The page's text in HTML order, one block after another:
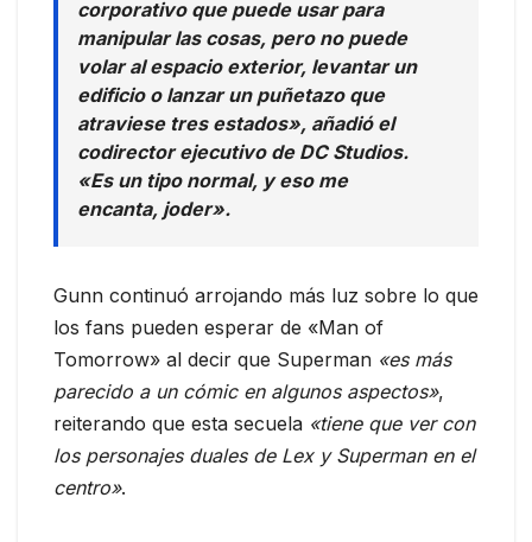
corporativo que puede usar para
manipular las cosas, pero no puede
volar al espacio exterior, levantar un
edificio o lanzar un puñetazo que
atraviese tres estados», añadió el
codirector ejecutivo de DC Studios.
«Es un tipo normal, y eso me
encanta, joder».
Gunn continuó arrojando más luz sobre lo que
los fans pueden esperar de «Man of
Tomorrow» al decir que Superman «es más
parecido a un cómic en algunos aspectos»,
reiterando que esta secuela «tiene que ver con
los personajes duales de Lex y Superman en el
centro».